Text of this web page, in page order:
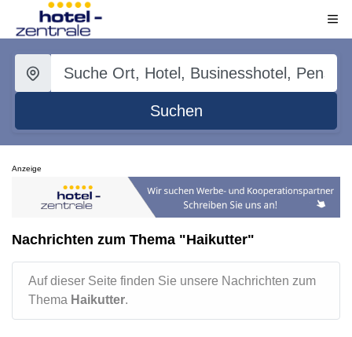
Suchen
Anzeige
Nachrichten zum Thema "Haikutter"
Auf dieser Seite finden Sie unsere Nachrichten zum
Thema Haikutter.